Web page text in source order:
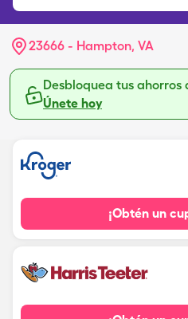
23666 - Hampton, VA
Desbloquea tus ahorros
Únete hoy
¡Obtén un